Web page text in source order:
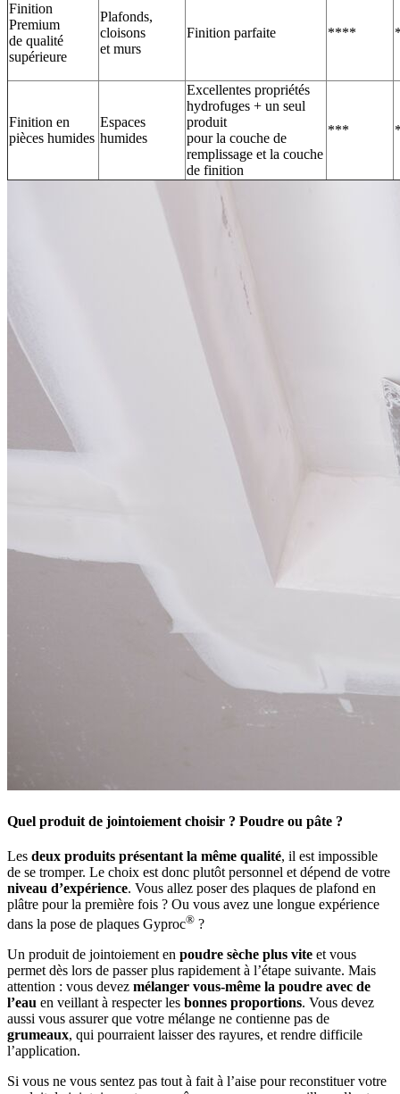
Finition
Premium
de qualité
supérieure
Plafonds,
cloisons
et murs
Finition parfaite ****
Finition en
pièces humides
Espaces
humides
Excellentes propriétés
hydrofuges + un seul
produit
pour la couche de
remplissage et la couche
de finition
***
Quel produit de jointoiement choisir ? Poudre ou pâte ?
Les deux produits présentant la même qualité, il est impossible
de se tromper. Le choix est donc plutôt personnel et dépend de votre
niveau d’expérience. Vous allez poser des plaques de plafond en
plâtre pour la première fois ? Ou vous avez une longue expérience
dans la pose de plaques Gyproc® ?
Un produit de jointoiement en poudre sèche plus vite et vous
permet dès lors de passer plus rapidement à l’étape suivante. Mais
attention : vous devez mélanger vous-même la poudre avec de
l’eau en veillant à respecter les bonnes proportions. Vous devez
aussi vous assurer que votre mélange ne contienne pas de
grumeaux, qui pourraient laisser des rayures, et rendre difficile
l’application.
Si vous ne vous sentez pas tout à fait à l’aise pour reconstituer votre